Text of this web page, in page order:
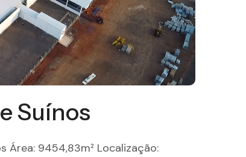
Suínos
Área: 9454,83m² Localização: